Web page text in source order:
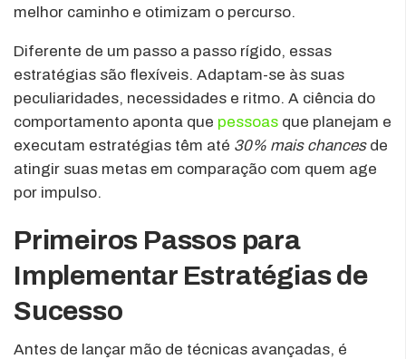
melhor caminho e otimizam o percurso.
Diferente de um passo a passo rígido, essas
estratégias são flexíveis. Adaptam-se às suas
peculiaridades, necessidades e ritmo. A ciência do
comportamento aponta que pessoas que planejam e
executam estratégias têm até 30% mais chancesde
atingir suas metas em comparação com quem age
por impulso.
Primeiros Passos para
Implementar Estratégias de
Sucesso
Antes de lançar mão de técnicas avançadas, é